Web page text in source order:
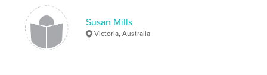
Susan Mills
Victoria, Australia